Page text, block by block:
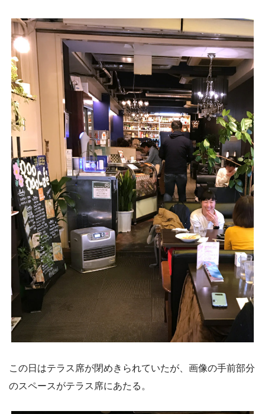
この日はテラス席が閉めきられていたが、画像の手前部分
のスペースがテラス席にあたる。